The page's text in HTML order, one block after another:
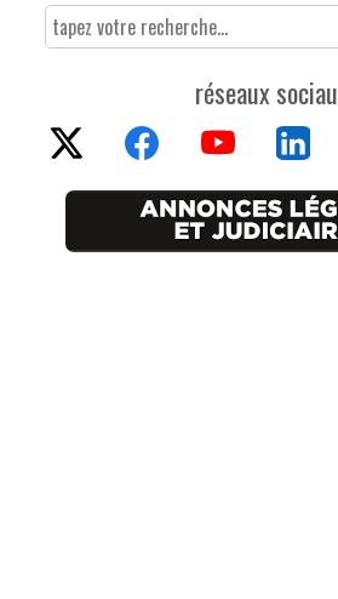
réseaux